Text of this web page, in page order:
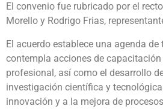
El convenio fue rubricado por el
Morello y Rodrigo Frias,
El acuerdo establece una agenda
contempla acciones de
profesional, así como el desarrollo
investigación científica y
innovación y a la mejora de